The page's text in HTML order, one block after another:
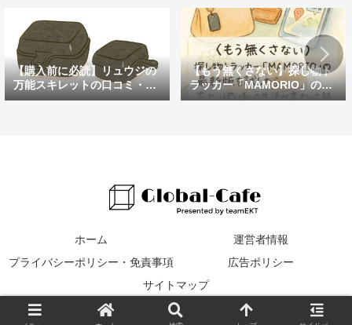
【購入前に必読】リュウジの
万能スキレットの口コミ・評
判まとめ｜後悔しないための
【もう無くさない】探し物ト
ラッカー「MAMORIO」の最
新版を試したら、忘れっぽい
ホーム
運営者情報
プライバシーポリシー・免責事項
広告ポリシー
サイトマップ
© 2016 Global Cafe.